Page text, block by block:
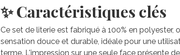
✨ Caractéristiques clés
Ce set de literie est fabriqué à 100% en polyester,
sensation douce et durable, idéale pour une
terme. L'impression sur une seule face présente